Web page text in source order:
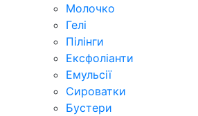
Молочко
Гелі
Пілінги
Ексфоліанти
Емульсії
Сироватки
Бустери